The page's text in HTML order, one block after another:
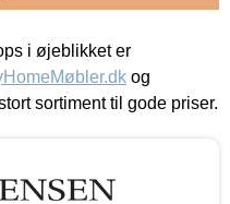
i øjeblikket er
og
sortiment til gode priser.